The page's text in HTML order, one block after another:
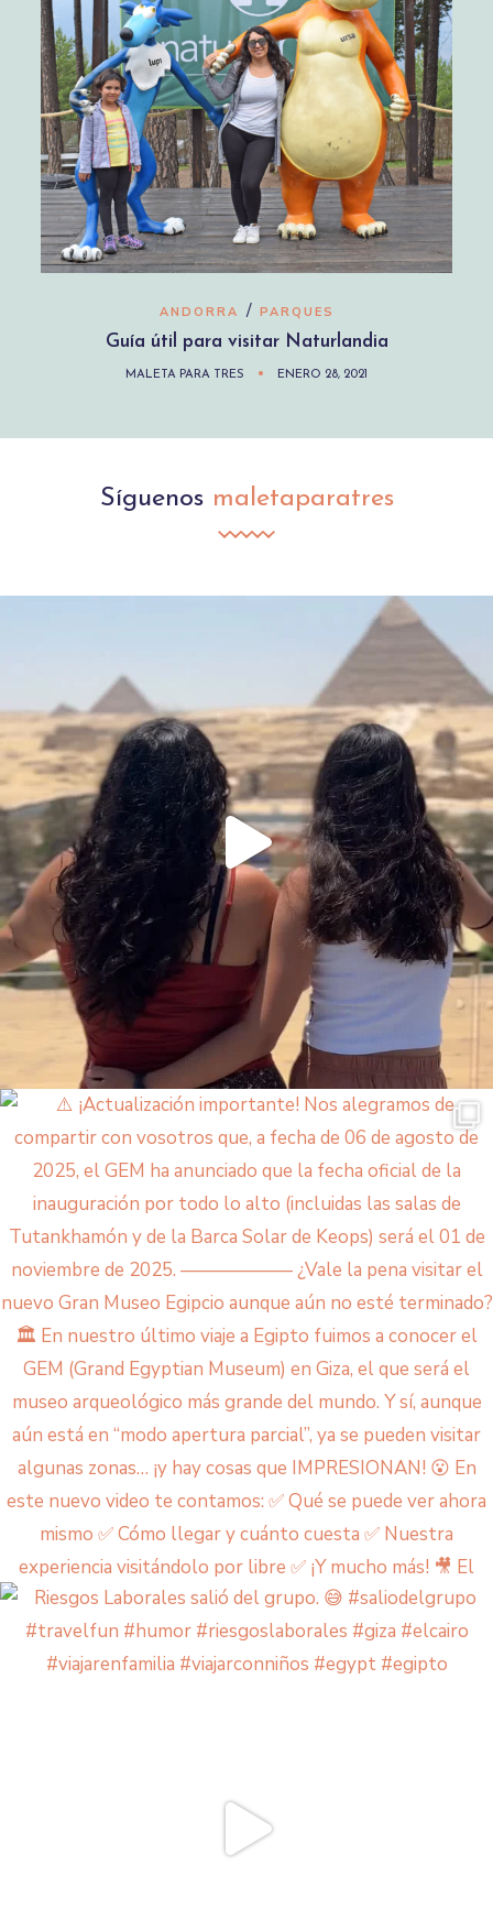
ANDORRA / PARQUES
Guía útil para visitar Naturlandia
MALETA PARA TRES ENERO 28, 2021
Síguenos maletaparatres